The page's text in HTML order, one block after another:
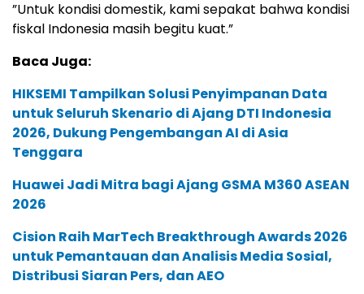
”Untuk kondisi domestik, kami sepakat bahwa kondisi
fiskal Indonesia masih begitu kuat.”
Baca Juga:
HIKSEMI Tampilkan Solusi Penyimpanan Data
untuk Seluruh Skenario di Ajang DTI Indonesia
2026, Dukung Pengembangan AI di Asia
Tenggara
Huawei Jadi Mitra bagi Ajang GSMA M360 ASEAN
2026
Cision Raih MarTech Breakthrough Awards 2026
untuk Pemantauan dan Analisis Media Sosial,
Distribusi Siaran Pers, dan AEO